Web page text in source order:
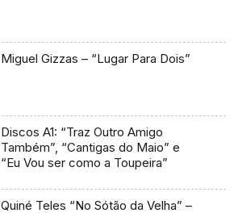
Miguel Gizzas – “Lugar Para Dois”
Discos A1: “Traz Outro Amigo
Também”, “Cantigas do Maio” e
“Eu Vou ser como a Toupeira”
Quiné Teles “No Sótão da Velha” –